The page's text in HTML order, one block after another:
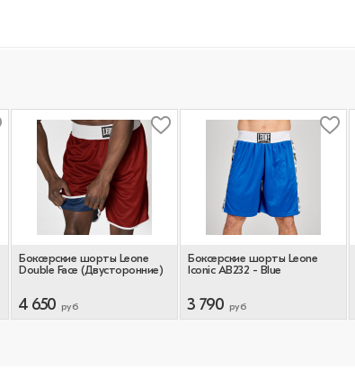
Боксерские шорты Leone
Double Face (Двусторонние)
4 650 руб
Боксерские шорты Leone
Iconic AB232 - Blue
3 790 руб